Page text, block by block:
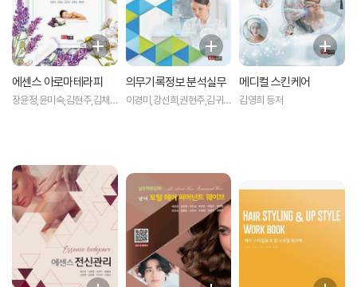
에센스 아로마테라피
장윤정,윤미숙,김현주,김채
의무기록정보 분석실무
이경미,강선희,권현주,김귀
메디컬 스킨케어
김영희 등저